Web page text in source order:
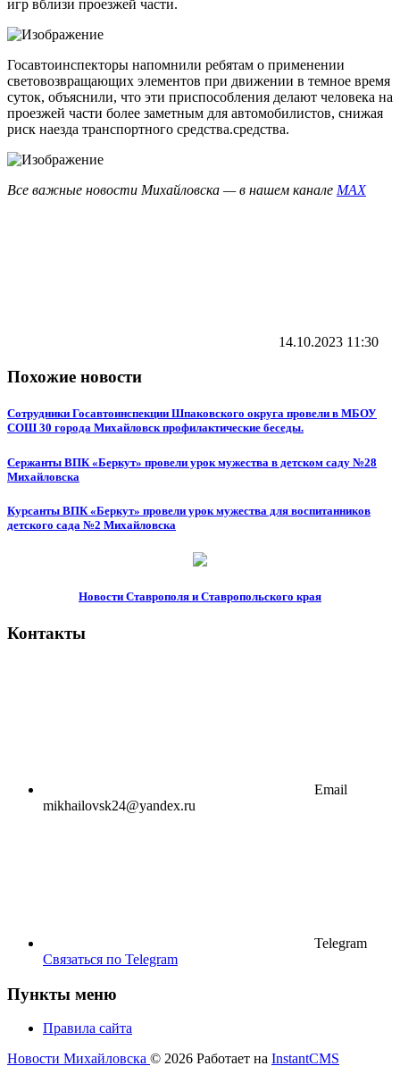
игр вблизи проезжей части.
Госавтоинспекторы напомнили ребятам о применении
световозвращающих элементов при движении в темное время
суток, объяснили, что эти приспособления делают человека на
проезжей части более заметным для автомобилистов, снижая
риск наезда транспортного средства.средства.
Все важные новости Михайловска — в нашем канале MAX
14.10.2023 11:30
Похожие новости
​Сотрудники Госавтоинспекции Шпаковского округа провели в МБОУ
СОШ 30 города Михайловск профилактические беседы.
Сержанты ВПК «Беркут» провели урок мужества в детском саду №28
Михайловска
Курсанты ВПК «Беркут» провели урок мужества для воспитанников
детского сада №2 Михайловска
Новости Ставрополя и Ставропольского края
Контакты
Email
mikhailovsk24@yandex.ru
Telegram
Связаться по Telegram
Пункты меню
Правила сайта
Новости Михайловска © 2026 Работает на InstantCMS